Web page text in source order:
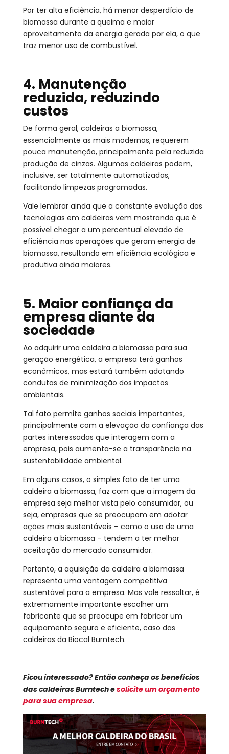
Por ter alta eficiência, há menor desperdício de
biomassa durante a queima e maior
aproveitamento da energia gerada por ela, o que
traz menor uso de combustível.
4. Manutenção
reduzida, reduzindo
custos
De forma geral, caldeiras a biomassa,
essencialmente as mais modernas, requerem
pouca manutenção, principalmente pela reduzida
produção de cinzas. Algumas caldeiras podem,
inclusive, ser totalmente automatizadas,
facilitando limpezas programadas.
Vale lembrar ainda que a constante evolução das
tecnologias em caldeiras vem mostrando que é
possível chegar a um percentual elevado de
eficiência nas operações que geram energia de
biomassa, resultando em eficiência ecológica e
produtiva ainda maiores.
5. Maior confiança da
empresa diante da
sociedade
Ao adquirir uma caldeira a biomassa para sua
geração energética, a empresa terá ganhos
econômicos, mas estará também adotando
condutas de minimização dos impactos
ambientais.
Tal fato permite ganhos sociais importantes,
principalmente com a elevação da confiança das
partes interessadas que interagem com a
empresa, pois aumenta-se a transparência na
sustentabilidade ambiental.
Em alguns casos, o simples fato de ter uma
caldeira a biomassa, faz com que a imagem da
empresa seja melhor vista pelo consumidor, ou
seja, empresas que se preocupam em adotar
ações mais sustentáveis – como o uso de uma
caldeira a biomassa – tendem a ter melhor
aceitação do mercado consumidor.
Portanto, a aquisição da caldeira a biomassa
representa uma vantagem competitiva
sustentável para a empresa. Mas vale ressaltar, é
extremamente importante escolher um
fabricante que se preocupe em fabricar um
equipamento seguro e eficiente, caso das
caldeiras da Biocal Burntech.
Ficou interessado? Então conheça os benefícios
das caldeiras Burntech esolicite um orçamento
para sua empresa.